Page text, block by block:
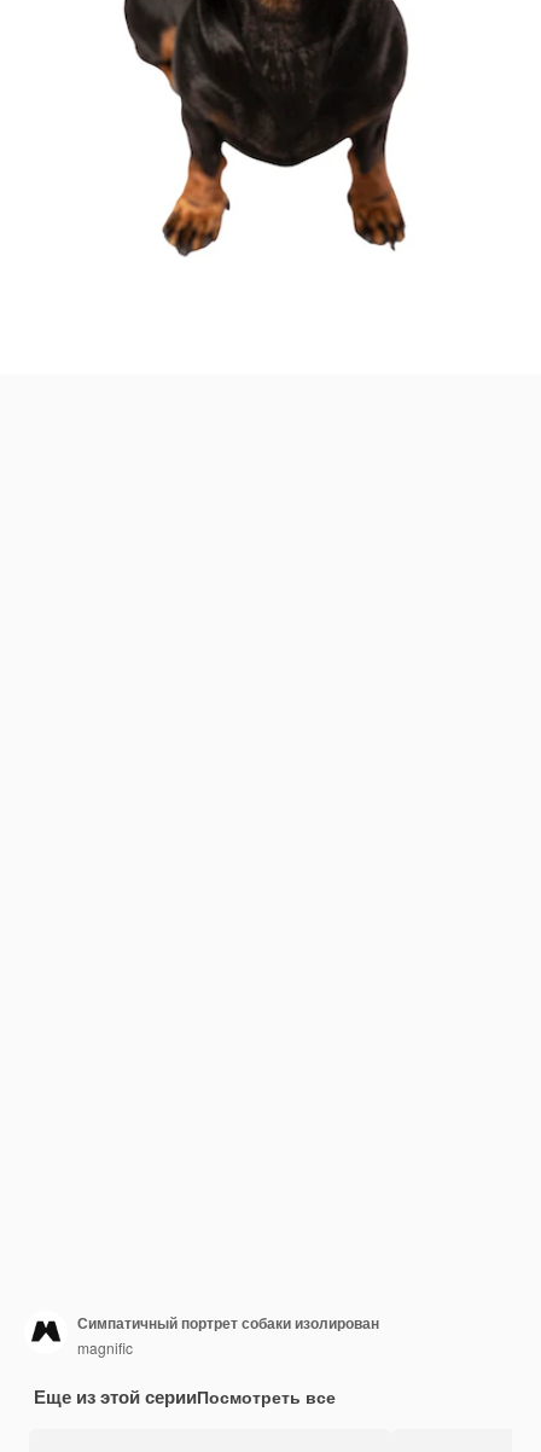
Симпатичный портрет собаки изолирован
magnific
Еще из этой серииПосмотреть все